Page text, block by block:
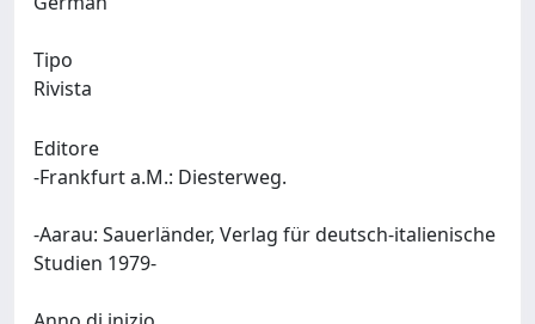
Tipo
Rivista
Editore
-Frankfurt a.M.: Diesterweg.
-Aarau: Sauerländer, Verlag für deutsch-italienische